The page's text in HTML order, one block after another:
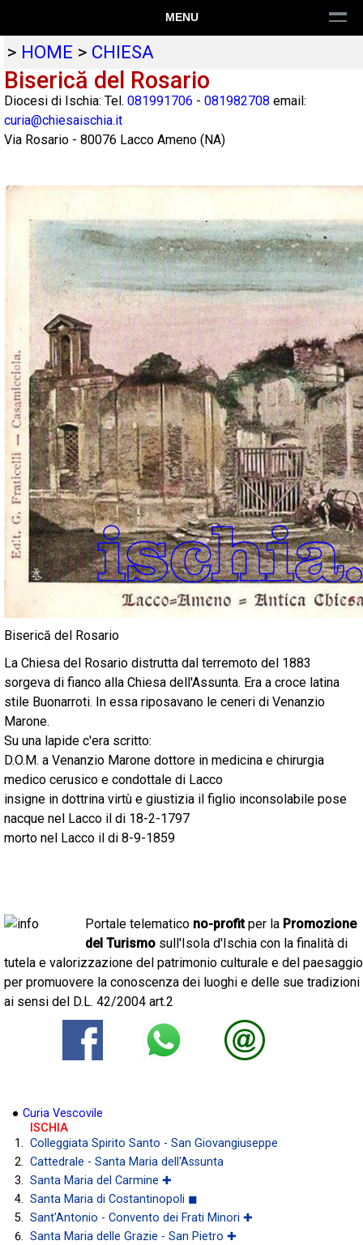
MENU
> HOME > CHIESA
Biserică del Rosario
Diocesi di Ischia: Tel. 081991706 - 081982708 email:
curia@chiesaischia.it
Via Rosario - 80076 Lacco Ameno (NA)
Biserică del Rosario
La Chiesa del Rosario distrutta dal terremoto del 1883
sorgeva di fianco alla Chiesa dell'Assunta. Era a croce latina
stile Buonarroti. In essa riposavano le ceneri di Venanzio
Marone.
Su una lapide c'era scritto:
D.O.M. a Venanzio Marone dottore in medicina e chirurgia
medico cerusico e condottale di Lacco
insigne in dottrina virtù e giustizia il figlio inconsolabile pose
nacque nel Lacco il di 18-2-1797
morto nel Lacco il di 8-9-1859
Portale telematico no-profitper la Promozione
del Turismo sull'Isola d'Ischia con la finalità di
tutela e valorizzazione del patrimonio culturale e del paesaggio
per promuovere la conoscenza dei luoghi e delle sue tradizioni
ai sensi del D.L. 42/2004 art.2
● Curia Vescovile
ISCHIA
Colleggiata Spirito Santo - San Giovangiuseppe
Cattedrale - Santa Maria dell'Assunta
Santa Maria del Carmine ✚
Santa Maria di Costantinopoli ◼
Sant'Antonio - Convento dei Frati Minori ✚
Santa Maria delle Grazie - San Pietro ✚